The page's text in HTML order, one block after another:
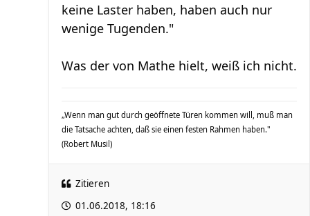
keine Laster haben, haben auch nur
wenige Tugenden."
Was der von Mathe hielt, weiß ich nicht.
„Wenn man gut durch geöffnete Türen kommen will, muß man
die Tatsache achten, daß sie einen festen Rahmen haben."
(Robert Musil)
Zitieren
01.06.2018, 18:16